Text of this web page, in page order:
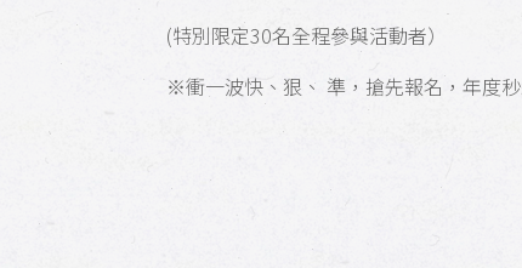
(特別限定30名全程參與活動者）
※衝一波快、狠、 準，搶先報名，年度